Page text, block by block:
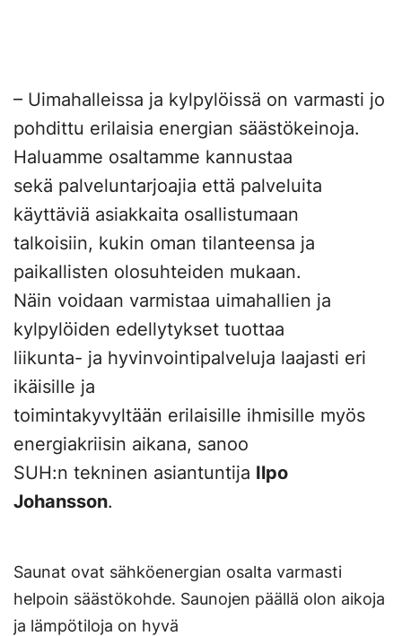
– Uimahalleissa ja kylpylöissä on varmasti jo
pohdittu erilaisia energian säästökeinoja.
Haluamme osaltamme kannustaa
sekä palveluntarjoajia että palveluita
käyttäviä asiakkaita osallistumaan
talkoisiin, kukin oman tilanteensa ja
paikallisten olosuhteiden mukaan.
Näin voidaan varmistaa uimahallien ja
kylpylöiden edellytykset tuottaa
liikunta- ja hyvinvointipalveluja laajasti eri
ikäisille ja
toimintakyvyltään erilaisille ihmisille myös
energiakriisin aikana, sanoo
SUH:n tekninen asiantuntija Ilpo
Johansson.
Saunat ovat sähköenergian osalta varmasti
helpoin säästökohde. Saunojen päällä olon aikoja
ja lämpötiloja on hyvä